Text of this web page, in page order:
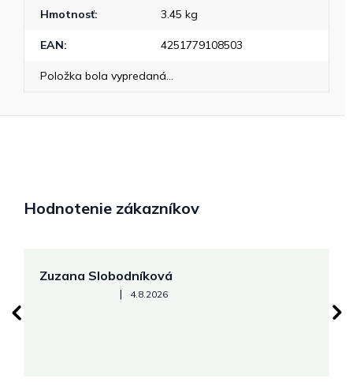
Hmotnosť: 3.45 kg
EAN: 4251779108503
Položka bola vypredaná…
Hodnotenie zákazníkov
Zuzana Slobodníková
Hodnotenie obchodu je 5 z 5 hviezdičiek.
| 4.8.2026